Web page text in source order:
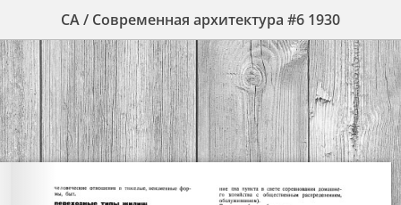
СА / Современная архитектура #6 1930